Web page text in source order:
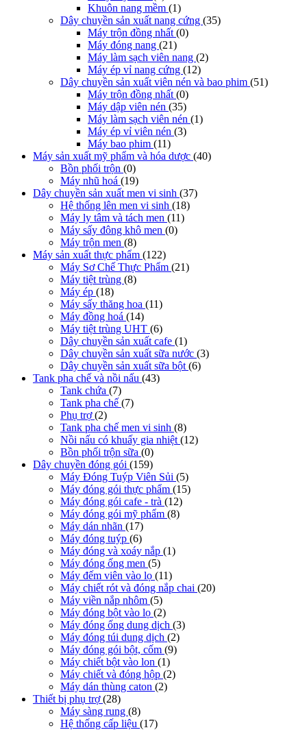
Khuôn nang mềm (1)
Dây chuyền sản xuất nang cứng (35)
Máy trộn đồng nhất (0)
Máy đóng nang (21)
Máy làm sạch viên nang (2)
Máy ép vỉ nang cứng (12)
Dây chuyền sản xuất viên nén và bao phim (51)
Máy trộn đồng nhất (0)
Máy dập viên nén (35)
Máy làm sạch viên nén (1)
Máy ép vỉ viên nén (3)
Máy bao phim (11)
Máy sản xuất mỹ phẩm và hóa dược (40)
Bồn phối trộn (0)
Máy nhũ hoá (19)
Dây chuyền sản xuất men vi sinh (37)
Hệ thống lên men vi sinh (18)
Máy ly tâm và tách men (11)
Máy sấy đông khô men (0)
Máy trộn men (8)
Máy sản xuất thực phẩm (122)
Máy Sơ Chế Thực Phẩm (21)
Máy tiệt trùng (8)
Máy ép (18)
Máy sấy thăng hoa (11)
Máy đồng hoá (14)
Máy tiệt trùng UHT (6)
Dây chuyền sản xuất cafe (1)
Dây chuyền sản xuất sữa nước (3)
Dây chuyền sản xuất sữa bột (6)
Tank pha chế và nồi nấu (43)
Tank chứa (7)
Tank pha chế (7)
Phụ trợ(2)
Tank pha chế men vi sinh (8)
Nồi nấu có khuấy gia nhiệt (12)
Bồn phối trộn sữa (0)
Dây chuyền đóng gói (159)
Máy Đóng Tuýp Viên Sủi (5)
Máy đóng gói thực phẩm (15)
Máy đóng gói cafe - trà (12)
Máy đóng gói mỹ phẩm (8)
Máy dán nhãn (17)
Máy đóng tuýp (6)
Máy đóng và xoáy nắp (1)
Máy đóng ống men (5)
Máy đếm viên vào lọ (11)
Máy chiết rót và đóng nắp chai (20)
Máy viền nắp nhôm (5)
Máy đóng bột vào lọ (2)
Máy đóng ống dung dịch (3)
Máy đóng túi dung dịch (2)
Máy đóng gói bột, cốm (9)
Máy chiết bột vào lon (1)
Máy chiết và đóng hộp (2)
Máy dán thùng caton (2)
Thiết bị phụ trợ(28)
Máy sàng rung (8)
Hệ thống cấp liệu (17)